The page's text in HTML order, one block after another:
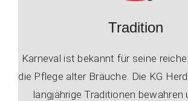
Tradition
Karneval ist bekannt für seine
die Pflege alter Bräuche. Die KG
langjährige Traditionen bewahren